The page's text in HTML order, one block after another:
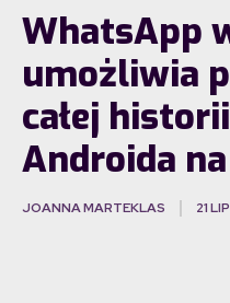
WhatsApp
umożliwia
całej
Androida na
JOANNA MARTEKLAS 21